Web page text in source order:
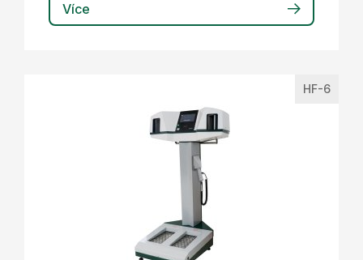
Více
HF-6